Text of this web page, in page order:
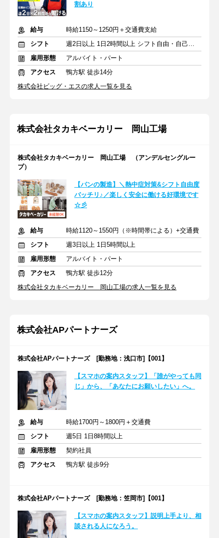
割あり
給与
時給1150～1250円＋交通費支給
シフト
週2日以上 1日2時間以上 シフト自由・自己申告
雇用形態
アルバイト・パート
アクセス
鴨方駅 徒歩14分
株式会社ビッグ・エスの求人一覧を見る
株式会社タカキベーカリー 岡山工場
株式会社タカキベーカリー 岡山工場 （アンデルセングルー
プ）
【パンの製造】＼熱中症対策&シフト自由度
バッチリ♪／楽しく安全に働ける好環境です
☆彡
給与
時給1120～1550円（※時間帯による）+交通費
シフト
週3日以上 1日5時間以上
雇用形態
アルバイト・パート
アクセス
鴨方駅 徒歩12分
株式会社タカキベーカリー 岡山工場の求人一覧を見る
株式会社APパートナーズ
株式会社APパートナーズ [勤務地：浅口市]【001】
【スマホの案内スタッフ】「誰がやっても同
じ」から、「あなたにお願いしたい」へ。
給与
時給1700円～1800円＋交通費
シフト
週5日 1日8時間以上
雇用形態
契約社員
アクセス
鴨方駅 徒歩9分
株式会社APパートナーズ [勤務地：笠岡市]【001】
【スマホの案内スタッフ】説明上手より、相
談される人になろう。